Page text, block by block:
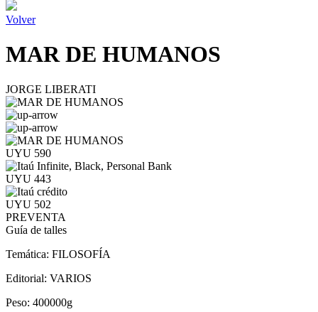
Volver
MAR DE HUMANOS
JORGE LIBERATI
UYU 590
UYU 443
UYU 502
PREVENTA
Guía de talles
Temática: FILOSOFÍA
Editorial: VARIOS
Peso: 400000g